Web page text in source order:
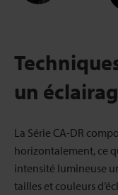
un
La Série CA-DR
horizontalement, ce
intensité lumineuse
tailles et couleurs